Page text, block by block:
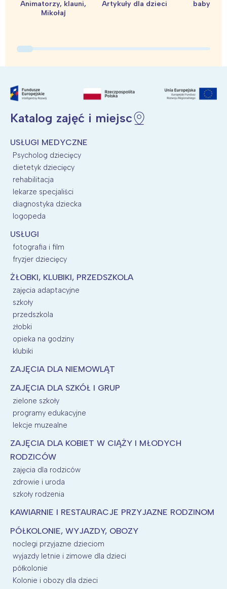
Animatorzy, klauni,
Mikołaj
Artykuły dla dzieci baby
Katalog zajęć i miejsc
USŁUGI MEDYCZNE
Psycholog dziecięcy
dietetyk dziecięcy
rehabilitacja
lekarze specjaliści
diagnostyka dziecka
logopeda
USŁUGI
fotografia i film
fryzjer dziecięcy
ŻŁOBKI, KLUBIKI, PRZEDSZKOLA
zajęcia adaptacyjne
szkoły
przedszkola
żłobki
opieka na godziny
klubiki
ZAJĘCIA DLA NIEMOWLĄT
ZAJĘCIA DLA SZKÓŁ I GRUP
zielone szkoły
programy edukacyjne
lekcje muzealne
ZAJĘCIA DLA KOBIET W CIĄŻY I MŁODYCH
RODZICÓW
zajęcia dla rodziców
zdrowie i uroda
szkoły rodzenia
KAWIARNIE I RESTAURACJE PRZYJAZNE RODZINOM
PÓŁKOLONIE, WYJAZDY, OBOZY
noclegi przyjazne dzieciom
wyjazdy letnie i zimowe dla dzieci
półkolonie
Kolonie i obozy dla dzieci
Interesują mnie wydarzenia z
Warszawa
Trójmiasto
Poznań
Wrocław
Śląsk
Kraków
Południe